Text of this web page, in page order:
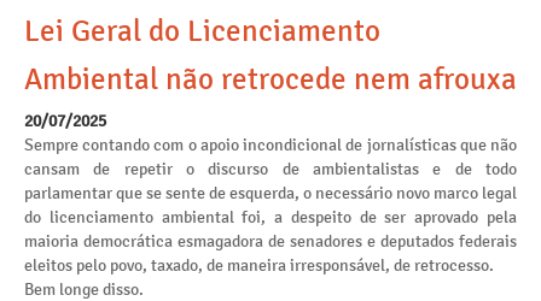
Lei Geral do Licenciamento
Ambiental não retrocede nem afrouxa
20/07/2025
Sempre contando com o apoio incondicional de jornalísticas que não
cansam de repetir o discurso de ambientalistas e de todo
parlamentar que se sente de esquerda, o necessário novo marco legal
do licenciamento ambiental foi, a despeito de ser aprovado pela
maioria democrática esmagadora de senadores e deputados federais
eleitos pelo povo, taxado, de maneira irresponsável, de retrocesso.
Bem longe disso.